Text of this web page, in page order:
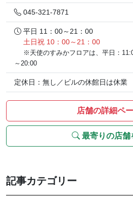
045-321-7871
平日 11：00～21：00
土日祝 10：00～21：00
※天使のすみかフロアは、平日：
～20:00
定休日：無し／ビルの休館日は休業
店舗の詳細ペ
最寄りの店舗
記事カテゴリー